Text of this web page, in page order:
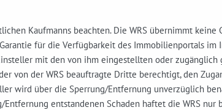
Kaufmanns beachten. Die WRS übernimmt
für die Verfügbarkeit des Immobilienportals im
mit den von ihm eingestellten oder
von der WRS beauftragte Dritte berechtigt, den
wird über die Sperrung/Entfernung unverzüglich
entstandenen Schaden haftet die WRS